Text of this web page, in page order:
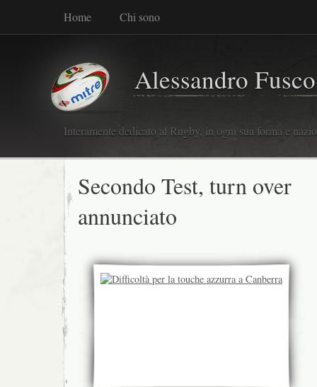
Home Chi sono
Alessandro Fusco
Interamente dedicato al Rugby, in ogni sua forma e
Secondo Test, turn over
annunciato